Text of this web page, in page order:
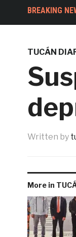
BREAKING
Acusados
TUCÁN
Written by
More in